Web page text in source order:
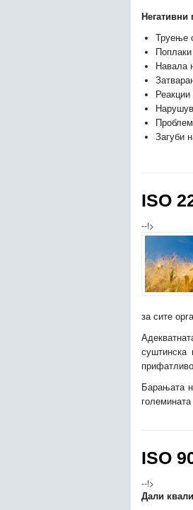
Труење
Навала
Загуби
ISO
--!>
за сите
суштинска
Барањата
ISO
--!>
Дали